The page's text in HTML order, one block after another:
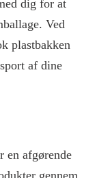
dig for at
Ved
plastbakken
af dine
en afgørende
gennem